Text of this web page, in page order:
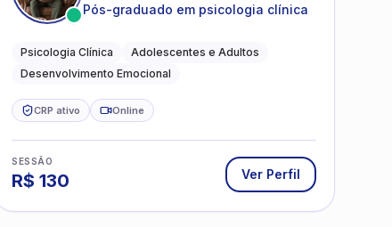
Pós-graduado em psicologia clínica
Psicologia Clínica
Adolescentes e Adultos
Desenvolvimento Emocional
CRP ativo Online
SESSÃO
R$ 130 Ver Perfil